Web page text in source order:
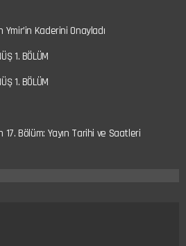
Kaderini Onayladı
1. BÖLÜM
1. BÖLÜM
Bölüm: Yayın Tarihi ve Saatleri